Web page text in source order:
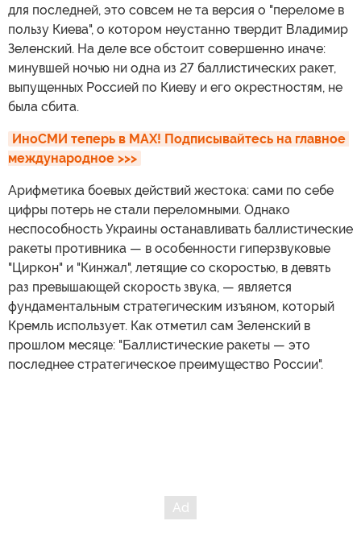
для последней, это совсем не та версия о "переломе в
пользу Киева", о котором неустанно твердит Владимир
Зеленский. На деле все обстоит совершенно иначе:
минувшей ночью ни одна из 27 баллистических ракет,
выпущенных Россией по Киеву и его окрестностям, не
была сбита.
ИноСМИ теперь в MAX! Подписывайтесь на главное
международное >>>
Арифметика боевых действий жестока: сами по себе
цифры потерь не стали переломными. Однако
неспособность Украины останавливать баллистические
ракеты противника — в особенности гиперзвуковые
"Циркон" и "Кинжал", летящие со скоростью, в девять
раз превышающей скорость звука, — является
фундаментальным стратегическим изъяном, который
Кремль использует. Как отметил сам Зеленский в
прошлом месяце: "Баллистические ракеты — это
последнее стратегическое преимущество России".